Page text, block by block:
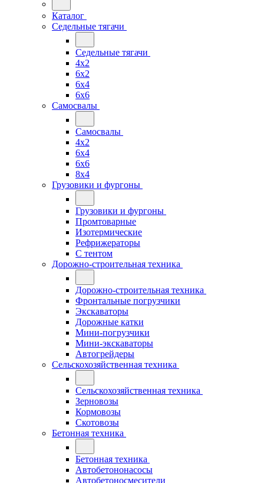
Каталог
Седельные тягачи
Седельные тягачи
4x2
6x2
6x4
6x6
Самосвалы
Самосвалы
4x2
6x4
6x6
8x4
Грузовики и фургоны
Грузовики и фургоны
Промтоварные
Изотермические
Рефрижераторы
С тентом
Дорожно-строительная техника
Дорожно-строительная техника
Фронтальные погрузчики
Экскаваторы
Дорожные катки
Мини-погрузчики
Мини-экскаваторы
Автогрейдеры
Сельскохозяйственная техника
Сельскохозяйственная техника
Зерновозы
Кормовозы
Скотовозы
Бетонная техника
Бетонная техника
Автобетононасосы
Автобетоносмесители